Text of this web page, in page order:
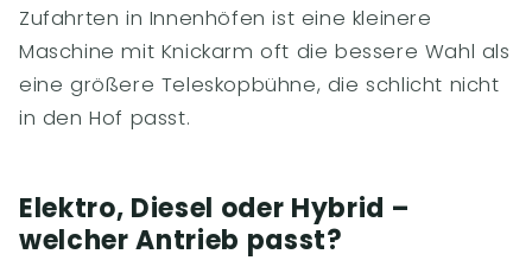
Zufahrten in Innenhöfen ist eine kleinere
Maschine mit Knickarm oft die bessere Wahl als
eine größere Teleskopbühne, die schlicht nicht
in den Hof passt.
Elektro, Diesel oder Hybrid –
welcher Antrieb passt?